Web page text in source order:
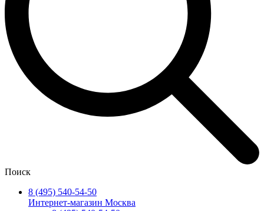
Поиск
8 (495) 540-54-50
Интернет-магазин Москва